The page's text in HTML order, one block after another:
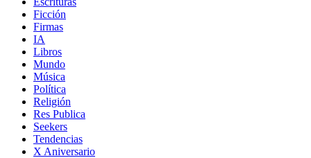
Ficción
Firmas
IA
Libros
Mundo
Música
Política
Religión
Res Publica
Seekers
Tendencias
X Aniversario